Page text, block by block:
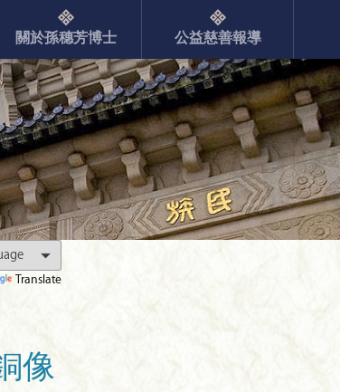
關於孫穗芳博士 公益慈善報導
Translate
像